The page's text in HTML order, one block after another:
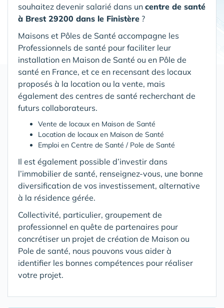
souhaitez devenir salarié dans un centre de santé
à Brest 29200 dans le Finistère ?
Maisons et Pôles de Santé accompagne les
Professionnels de santé pour faciliter leur
installation en Maison de Santé ou en Pôle de
santé en France, et ce en recensant des locaux
proposés à la location ou la vente, mais
également des centres de santé recherchant de
futurs collaborateurs.
Vente de locaux en Maison de Santé
Location de locaux en Maison de Santé
Emploi en Centre de Santé / Pole de Santé
Il est également possible d’investir dans
l’immobilier de santé, renseignez-vous, une bonne
diversification de vos investissement, alternative
à la résidence gérée.
Collectivité, particulier, groupement de
professionnel en quête de partenaires pour
concrétiser un projet de création de Maison ou
Pole de santé, nous pouvons vous aider à
identifier les bonnes compétences pour réaliser
votre projet.